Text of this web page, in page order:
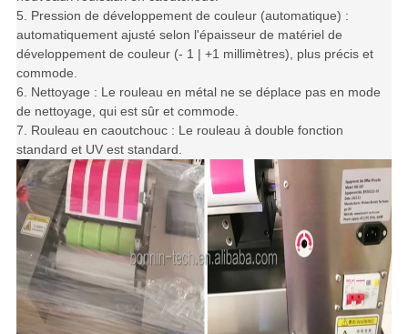
5. Pression de développement de couleur (automatique) :
automatiquement ajusté selon l'épaisseur de matériel de
développement de couleur (- 1 | +1 millimètres), plus précis et
commode.
6. Nettoyage : Le rouleau en métal ne se déplace pas en mode
de nettoyage, qui est sûr et commode.
7. Rouleau en caoutchouc : Le rouleau à double fonction
standard et UV est standard.